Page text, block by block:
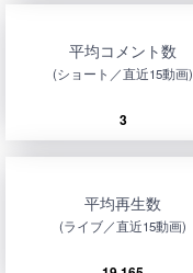
平均コメント数
(ショート／直近15動画)
3
平均再生数
(ライブ／直近15動画)